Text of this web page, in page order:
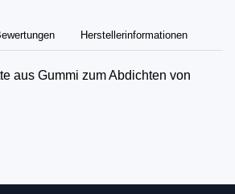
Herstellerinformationen
aus Gummi zum Abdichten von